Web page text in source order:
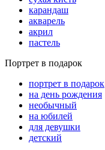
карандаш
акварель
акрил
пастель
Портрет в подарок
портрет в подарок
на день рождения
необычный
на юбилей
для девушки
детский